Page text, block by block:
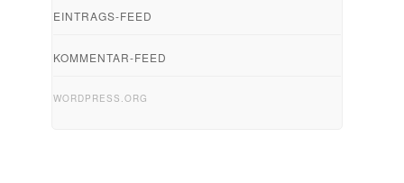
EINTRAGS-FEED
KOMMENTAR-FEED
WORDPRESS.ORG